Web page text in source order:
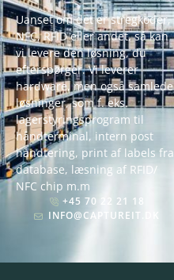
Uanset om det er stregkoder,
NFC, RFID eller andet, så kan
vi levere den løsning, du
efterspørger. Vi leverer
hardware, men også samlede
løsninger, som f. eks.
lagerstyringsprogram til
håndterminal, intern post
håndtering, print af labels fra
database, læsning af RFID/
NFC chip m.m
+45 70 22 21 18
INFO@CAPTUREIT.DK